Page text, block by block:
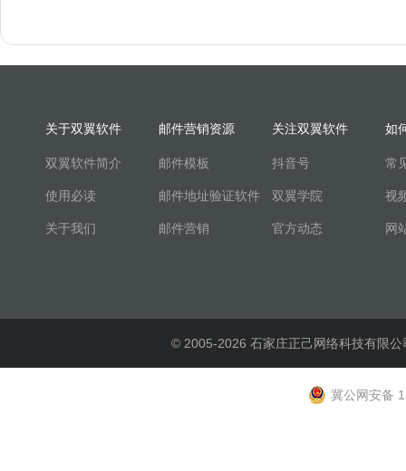
关于双翼软件
双翼软件简介
使用必读
关于我们
邮件营销资源
邮件模板
邮件地址验证软件
邮件营销
关注双翼软件
抖音号
双翼学院
官方动态
如
常
视
网
© 2005-2026 石家庄正己网络科技有限
冀公网安备